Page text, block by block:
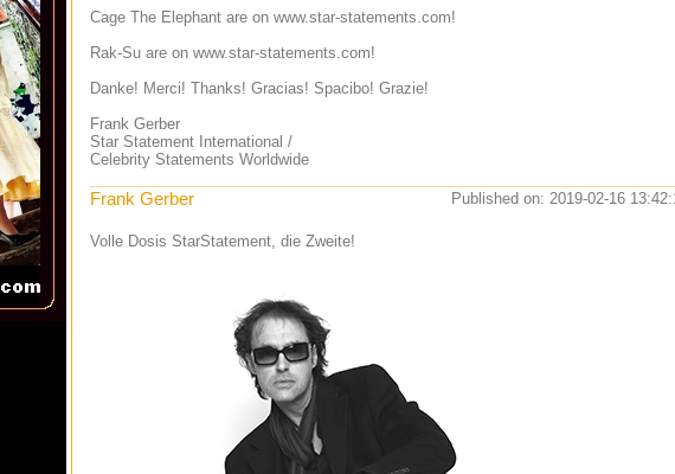
Cage The Elephant are on www.star-statements.com!
Rak-Su are on www.star-statements.com!
Danke! Merci! Thanks! Gracias! Spacibo! Grazie!
Frank Gerber
Star Statement International /
Celebrity Statements Worldwide
Frank Gerber Published on: 2019-02-16
Volle Dosis StarStatement, die Zweite!